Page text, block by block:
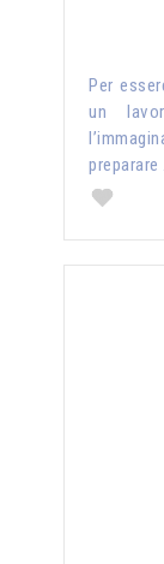
Per
un
preparare